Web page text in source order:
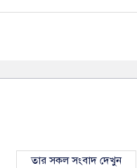
তার সকল সংবাদ দেখুন